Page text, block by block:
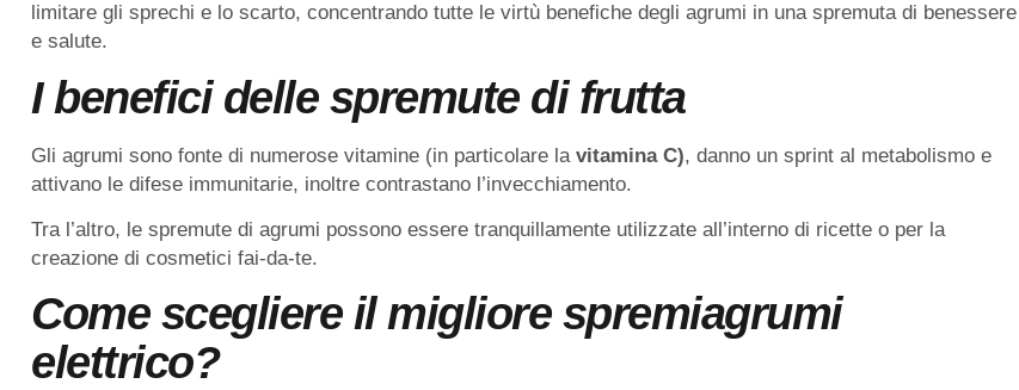
limitare gli sprechi e lo scarto, concentrando tutte le virtù benefiche degli agrumi in una spremuta di benessere
e salute.
I benefici delle spremute di frutta
Gli agrumi sono fonte di numerose vitamine (in particolare la vitamina C), danno un sprint al metabolismo e
attivano le difese immunitarie, inoltre contrastano l’invecchiamento.
Tra l’altro, le spremute di agrumi possono essere tranquillamente utilizzate all’interno di ricette o per la
creazione di cosmetici fai-da-te.
Come scegliere il migliore spremiagrumi
elettrico?